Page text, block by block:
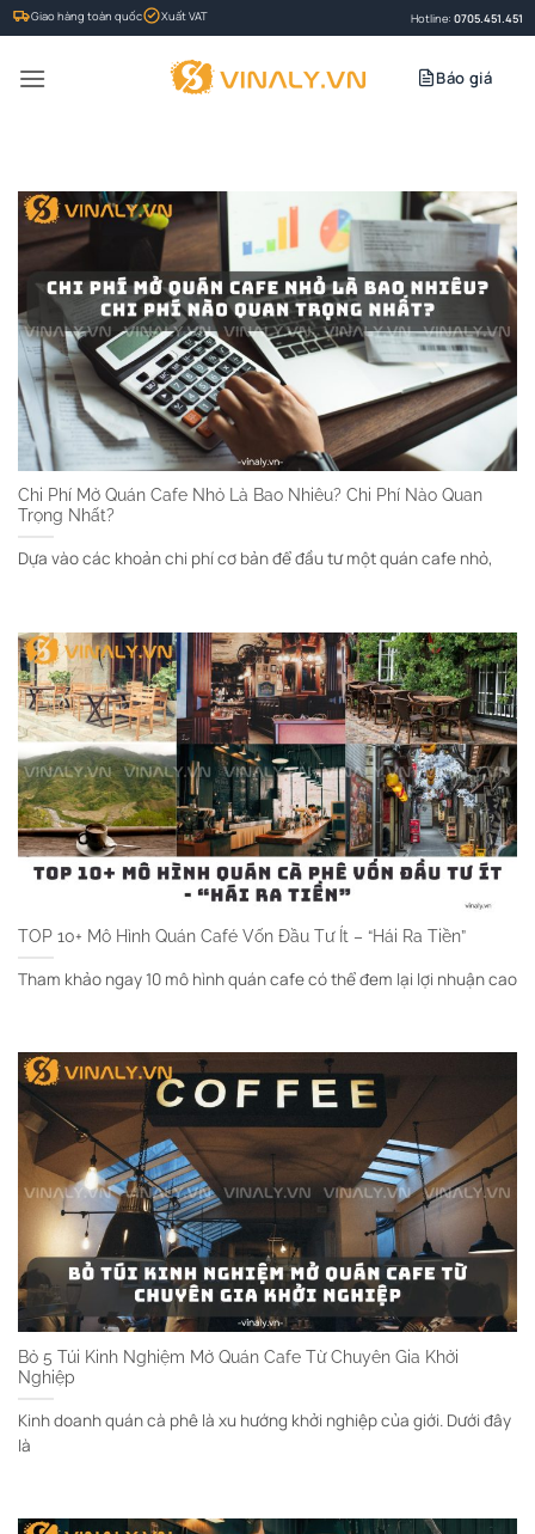
Bỏ
qua
nội
Giao hàng toàn quốc Xuất VAT Hotline: 0705.451.451
Báo giá
Chi Phí Mở Quán Cafe Nhỏ Là Bao Nhiêu? Chi Phí Nào Quan
Trọng Nhất?
Dựa vào các khoản chi phí cơ bản để đầu tư một quán cafe nhỏ,
TOP 10+ Mô Hình Quán Café Vốn Đầu Tư Ít – “Hái Ra Tiền”
Tham khảo ngay 10 mô hình quán cafe có thể đem lại lợi nhuận cao
Bỏ 5 Túi Kinh Nghiệm Mở Quán Cafe Từ Chuyên Gia Khởi
Nghiệp
Kinh doanh quán cà phê là xu hướng khởi nghiệp của giới. Dưới đây
là